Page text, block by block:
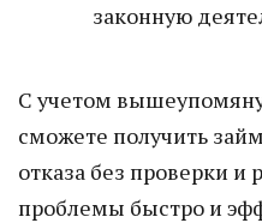
законную
С учетом
сможете получить
отказа без проверки
проблемы быстро и